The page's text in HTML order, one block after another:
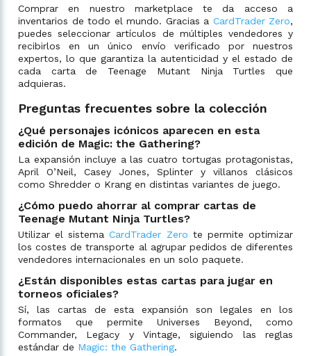
Comprar en nuestro marketplace te da acceso a
inventarios de todo el mundo. Gracias a CardTrader Zero,
puedes seleccionar artículos de múltiples vendedores y
recibirlos en un único envío verificado por nuestros
expertos, lo que garantiza la autenticidad y el estado de
cada carta de Teenage Mutant Ninja Turtles que
adquieras.
Preguntas frecuentes sobre la colección
¿Qué personajes icónicos aparecen en esta
edición de Magic: the Gathering?
La expansión incluye a las cuatro tortugas protagonistas,
April O’Neil, Casey Jones, Splinter y villanos clásicos
como Shredder o Krang en distintas variantes de juego.
¿Cómo puedo ahorrar al comprar cartas de
Teenage Mutant Ninja Turtles?
Utilizar el sistemaCardTrader Zero te permite optimizar
los costes de transporte al agrupar pedidos de diferentes
vendedores internacionales en un solo paquete.
¿Están disponibles estas cartas para jugar en
torneos oficiales?
Sí, las cartas de esta expansión son legales en los
formatos que permite Universes Beyond, como
Commander, Legacy y Vintage, siguiendo las reglas
estándar de Magic: the Gathering.